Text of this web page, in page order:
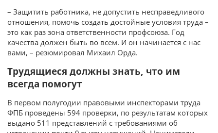
– Защитить работника, не допустить несправедливого
отношения, помочь создать достойные условия труда –
это как раз зона ответственности профсоюза. Год
качества должен быть во всем. И он начинается с нас
вами, – резюмировал Михаил Орда.
Трудящиеся должны знать, что им
всегда помогут
В первом полугодии правовыми инспекторами труда
ФПБ проведены 594 проверки, по результатам которых
выдано 511 представлений с требованиями об